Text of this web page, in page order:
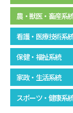
農・獣医・畜産系
看護・医療技術系
保健・福祉系統
家政・生活系統
スポーツ・健康系